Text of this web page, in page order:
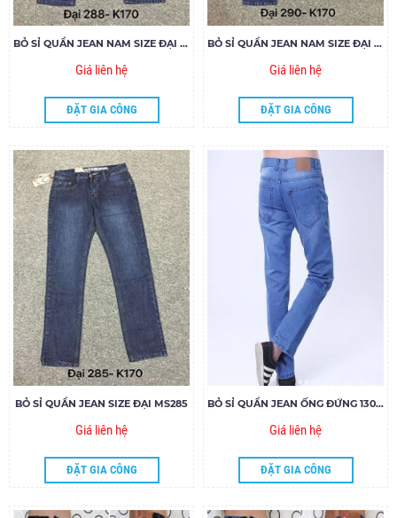
BỎ SỈ QUẦN JEAN NAM SIZE ĐẠI NAFUCO MS288-E170
Giá liên hệ
ĐẶT GIA CÔNG
BỎ SỈ QUẦN JEAN NAM SIZE ĐẠI MS290-Q170
Giá liên hệ
ĐẶT GIA CÔNG
BỎ SỈ QUẦN JEAN SIZE ĐẠI MS285
Giá liên hệ
ĐẶT GIA CÔNG
BỎ SỈ QUẦN JEAN ỐNG ĐỨNG 130.19- G155
Giá liên hệ
ĐẶT GIA CÔNG